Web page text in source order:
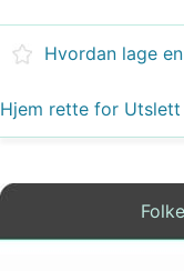
Hjem rette for